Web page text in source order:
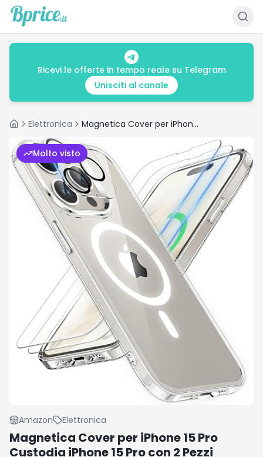
Ricevi le offerte in tempo reale su Telegram
Unisciti al canale
HomeElettronica Magnetica Cover per iPhone 15 Pro Custodia iPhone 15 Pro con 2 Pezzi Pellicola
Molto visto
Amazon Elettronica
Magnetica Cover per iPhone 15 Pro
Custodia iPhone 15 Pro con 2 Pezzi